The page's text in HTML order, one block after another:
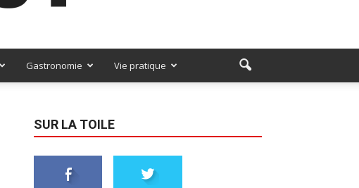
Gastronomie Vie pratique
SUR LA TOILE